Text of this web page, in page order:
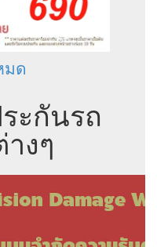
มด
ะกันรถ
งๆ